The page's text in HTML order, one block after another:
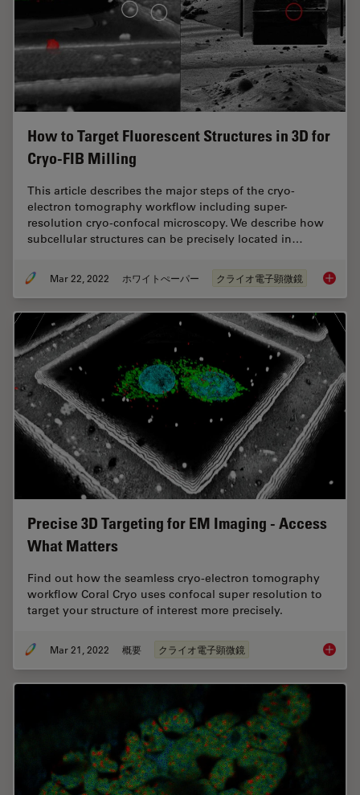
How to Target Fluorescent Structures in 3D for
Cryo-FIB Milling
This article describes the major steps of the cryo-
electron tomography workflow including super-
resolution cryo-confocal microscopy. We describe how
subcellular structures can be precisely located in…
Mar 22, 2022 ホワイトぺーパー クライオ電子顕微鏡 How to
Precise 3D Targeting for EM Imaging - Access
What Matters
Find out how the seamless cryo-electron tomography
workflow Coral Cryo uses confocal super resolution to
target your structure of interest more precisely.
Mar 21, 2022 概要 クライオ電子顕微鏡 Precise